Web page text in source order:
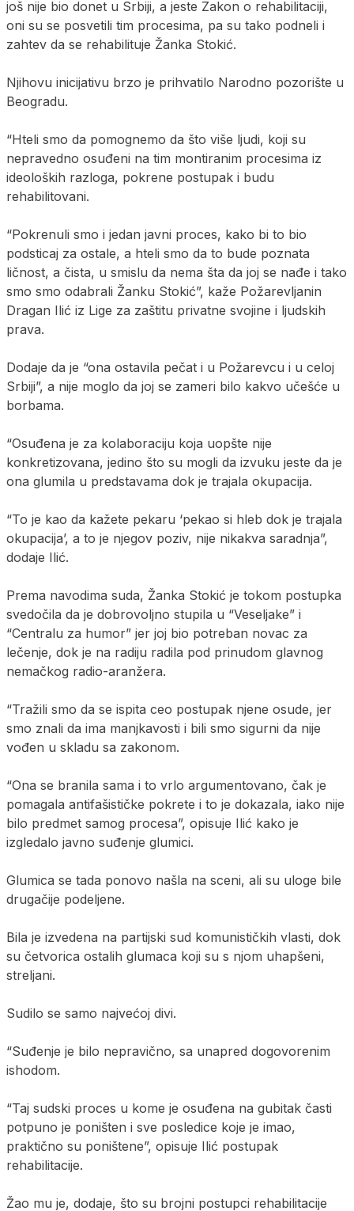
još nije bio donet u Srbiji, a jeste Zakon o rehabilitaciji,
oni su se posvetili tim procesima, pa su tako podneli i
zahtev da se rehabilituje Žanka Stokić.
Njihovu inicijativu brzo je prihvatilo Narodno pozorište u
Beogradu.
“Hteli smo da pomognemo da što više ljudi, koji su
nepravedno osuđeni na tim montiranim procesima iz
ideoloških razloga, pokrene postupak i budu
rehabilitovani.
“Pokrenuli smo i jedan javni proces, kako bi to bio
podsticaj za ostale, a hteli smo da to bude poznata
ličnost, a čista, u smislu da nema šta da joj se nađe i tako
smo smo odabrali Žanku Stokić”, kaže Požarevljanin
Dragan Ilić iz Lige za zaštitu privatne svojine i ljudskih
prava.
Dodaje da je “ona ostavila pečat i u Požarevcu i u celoj
Srbiji”, a nije moglo da joj se zameri bilo kakvo učešće u
borbama.
“Osuđena je za kolaboraciju koja uopšte nije
konkretizovana, jedino što su mogli da izvuku jeste da je
ona glumila u predstavama dok je trajala okupacija.
“To je kao da kažete pekaru ‘pekao si hleb dok je trajala
okupacija’, a to je njegov poziv, nije nikakva saradnja”,
dodaje Ilić.
Prema navodima suda, Žanka Stokić je tokom postupka
svedočila da je dobrovoljno stupila u “Veseljake” i
“Centralu za humor” jer joj bio potreban novac za
lečenje, dok je na radiju radila pod prinudom glavnog
nemačkog radio-aranžera.
“Tražili smo da se ispita ceo postupak njene osude, jer
smo znali da ima manjkavosti i bili smo sigurni da nije
vođen u skladu sa zakonom.
“Ona se branila sama i to vrlo argumentovano, čak je
pomagala antifašističke pokrete i to je dokazala, iako nije
bilo predmet samog procesa”, opisuje Ilić kako je
izgledalo javno suđenje glumici.
Glumica se tada ponovo našla na sceni, ali su uloge bile
drugačije podeljene.
Bila je izvedena na partijski sud komunističkih vlasti, dok
su četvorica ostalih glumaca koji su s njom uhapšeni,
streljani.
Sudilo se samo najvećoj divi.
“Suđenje je bilo nepravično, sa unapred dogovorenim
ishodom.
“Taj sudski proces u kome je osuđena na gubitak časti
potpuno je poništen i sve posledice koje je imao,
praktično su poništene”, opisuje Ilić postupak
rehabilitacije.
Žao mu je, dodaje, što su brojni postupci rehabilitacije